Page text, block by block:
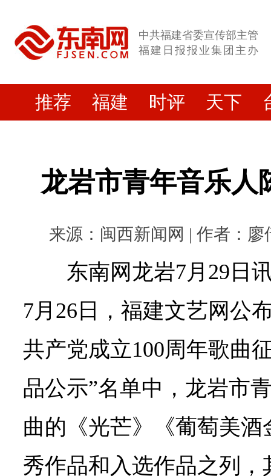
中共福建省委宣传部主管
福建日报报业集团主办
推荐 福建 时评 天下
龙岩市青年音乐人
来源：闽西新闻网 | 作者：廖
东南网龙岩7月29日
7月26日，福建文艺网公
共产党成立100周年歌曲
品公示”名单中，龙岩市
曲的《光芒》《葡萄美
秀作品和入选作品之列